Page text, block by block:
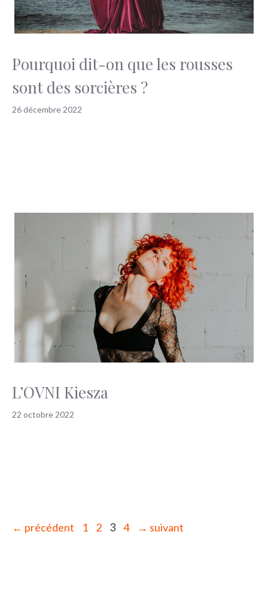
Pourquoi dit-on que les rousses
sont des sorcières ?
26 décembre 2022
L’OVNI Kiesza
22 octobre 2022
← précédent Page
1 Page
2 Page
3 Page
4 → suivant